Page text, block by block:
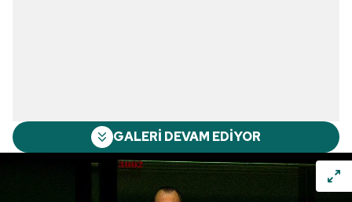
GALERİ DEVAM EDİYOR